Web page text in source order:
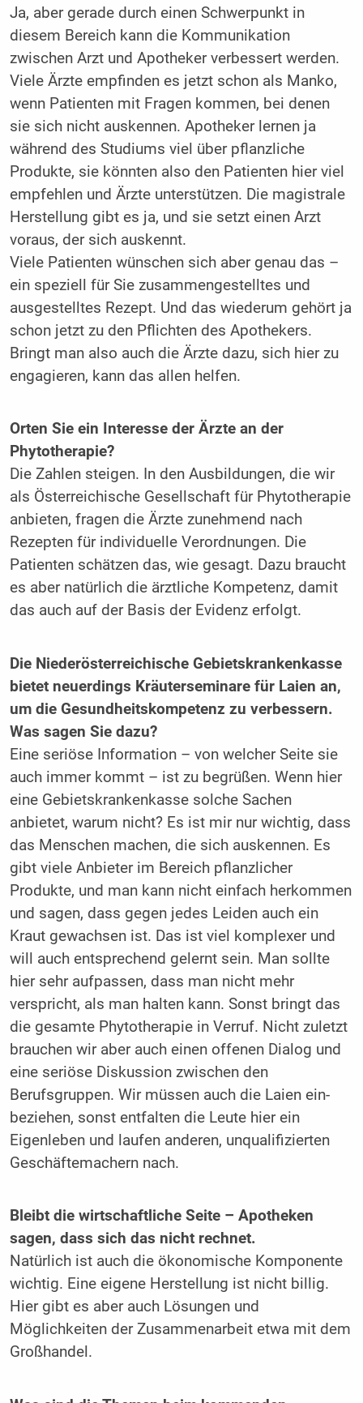
Ja, aber gerade durch einen Schwerpunkt in
diesem Bereich kann die Kommunikation
zwischen Arzt und Apotheker verbessert werden.
Viele Ärzte empfinden es jetzt schon als Manko,
wenn Patienten mit Fragen kommen, bei denen
sie sich nicht auskennen. Apotheker lernen ja
während des Studiums viel über pflanzliche
Produkte, sie könnten also den Patienten hier viel
empfehlen und Ärzte unterstützen. Die magistrale
Herstellung gibt es ja, und sie setzt einen Arzt
voraus, der sich auskennt.
Viele Patienten wünschen sich aber genau das –
ein speziell für Sie zusammengestelltes und
ausgestelltes Rezept. Und das wiederum gehört ja
schon jetzt zu den Pflichten des Apothekers.
Bringt man also auch die Ärzte dazu, sich hier zu
engagieren, kann das allen helfen.
Orten Sie ein Interesse der Ärzte an der
Phytotherapie?
Die Zahlen steigen. In den Ausbildungen, die wir
als Österreichische Gesellschaft für Phytotherapie
anbieten, fragen die Ärzte zunehmend nach
Rezepten für individuelle Verordnungen. Die
Patienten schätzen das, wie gesagt. Dazu braucht
es aber natürlich die ärztliche Kompetenz, damit
das auch auf der Basis der Evidenz erfolgt.
Die Niederösterreichische Gebietskrankenkasse
bietet neuerdings Kräuterseminare für Laien an,
um die Gesundheitskompetenz zu verbessern.
Was sagen Sie dazu?
Eine seriöse Information – von welcher Seite sie
auch immer kommt – ist zu begrüßen. Wenn hier
eine Ge­bietskrankenkasse solche Sachen
anbietet, warum nicht? Es ist mir nur wichtig, dass
das Menschen machen, die sich auskennen. Es
gibt viele Anbieter im Bereich pflanzlicher
Produkte, und man kann nicht einfach herkommen
und sa­gen, dass gegen jedes Leiden auch ein
Kraut gewachsen ist. Das ist viel komplexer und
will auch entsprechend gelernt sein. Man sollte
hier sehr aufpassen, dass man nicht mehr
verspricht, als man halten kann. Sonst bringt das
die gesam­te Phytotherapie in Verruf. Nicht zuletzt
brauchen wir aber auch einen offenen Dialog und
eine seriöse Diskussion zwi­schen den
Berufsgruppen. Wir müssen auch die Laien ein­
beziehen, sonst entfalten die Leute hier ein
Eigenleben und laufen anderen, unqualifizierten
Geschäftemachern nach.
Bleibt die wirtschaftliche Seite – Apotheken
sagen, dass sich das nicht rechnet.
Natürlich ist auch die ökonomische Komponente
wichtig. Eine eigene Herstellung ist nicht billig.
Hier gibt es aber auch Lösungen und
Möglichkeiten der Zusammenar­beit etwa mit dem
Großhandel.